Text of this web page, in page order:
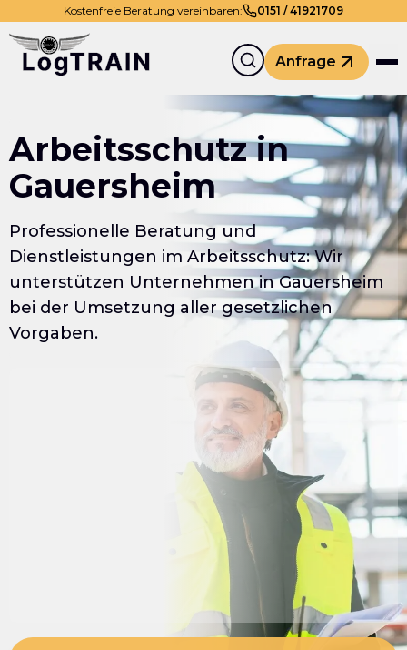
Kostenfreie Beratung vereinbaren: 0151 /41921709
Anfrage
Arbeitsschutz in
Gauersheim
Professionelle Beratung und
Dienstleistungen im Arbeitsschutz: Wir
unterstützen Unternehmen in Gauersheim
bei der Umsetzung aller gesetzlichen
Vorgaben.